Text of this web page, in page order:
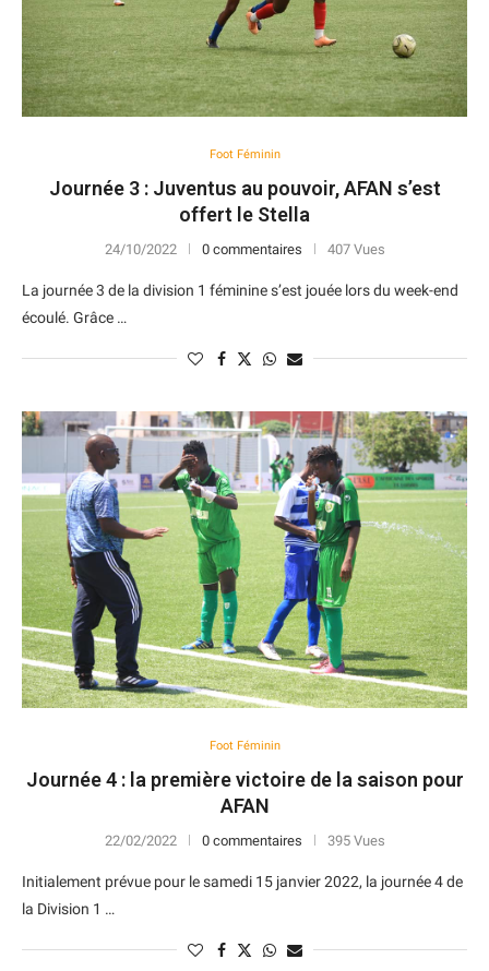
Foot Féminin
Journée 3 : Juventus au pouvoir, AFAN s’est
offert le Stella
24/10/2022 0 commentaires 407 Vues
La journée 3 de la division 1 féminine s’est jouée lors du week-end
écoulé. Grâce …
Foot Féminin
Journée 4 : la première victoire de la saison pour
AFAN
22/02/2022 0 commentaires 395 Vues
Initialement prévue pour le samedi 15 janvier 2022, la journée 4 de
la Division 1 …